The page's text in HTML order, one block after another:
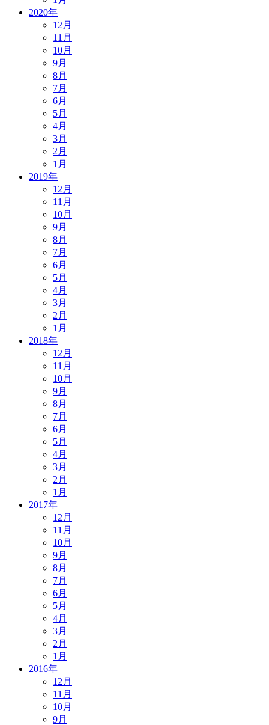
2020年
12月
11月
10月
9月
8月
7月
6月
5月
4月
3月
2月
1月
2019年
12月
11月
10月
9月
8月
7月
6月
5月
4月
3月
2月
1月
2018年
12月
11月
10月
9月
8月
7月
6月
5月
4月
3月
2月
1月
2017年
12月
11月
10月
9月
8月
7月
6月
5月
4月
3月
2月
1月
2016年
12月
11月
10月
9月